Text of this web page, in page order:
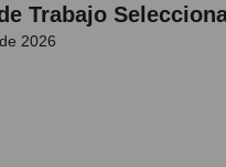
Trabajo
2026